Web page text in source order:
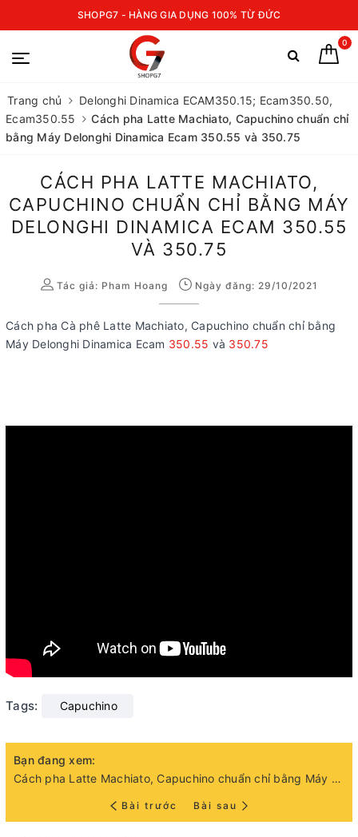
SHOPG7 - HÀNG GIA DỤNG 100% TỪ ĐỨC
0
Trang chủ
Delonghi Dinamica ECAM350.15; Ecam350.50,
Ecam350.55
Cách pha Latte Machiato, Capuchino chuẩn chỉ
bằng Máy Delonghi Dinamica Ecam 350.55 và 350.75
CÁCH PHA LATTE MACHIATO,
CAPUCHINO CHUẨN CHỈ BẰNG MÁY
DELONGHI DINAMICA ECAM 350.55
VÀ 350.75
Tác giả: Pham Hoang Ngày đăng: 29/10/2021
Cách pha Cà phê Latte Machiato, Capuchino chuẩn chỉ bằng
Máy Delonghi Dinamica Ecam 350.55 và 350.75
Tags: Capuchino
Bạn đang xem:
Cách pha Latte Machiato, Capuchino chuẩn chỉ bằng Máy Delonghi Dinamica Ecam 350.55 và 350.75
Bài trước Bài sau